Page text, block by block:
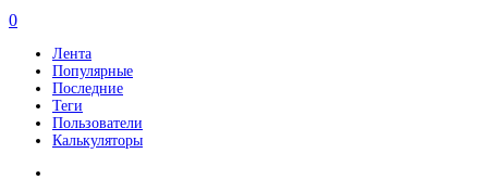
0
Лента
Популярные
Последние
Теги
Пользователи
Калькуляторы